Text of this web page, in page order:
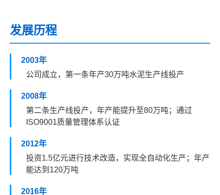
发展历程
2003年
公司成立，第一条年产30万吨水泥生产线投产
2008年
第二条生产线投产，年产能提升至80万吨；通过
ISO9001质量管理体系认证
2012年
投资1.5亿元进行技术改造，实现全自动化生产；年产
能达到120万吨
2016年